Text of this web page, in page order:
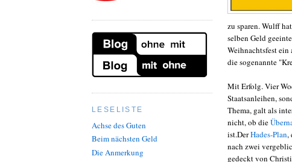
LESELISTE
Achse des Guten
Beim nächsten Geld
Die Anmerkung
zu sparen. Wulff
selben Geld
Weihnachtsfest ein
die sogenannte
Mit Erfolg. Vier
Staatsanleihen,
Thema, galt als
nicht, ob die
ist.DerHades-Plan,
nach zwei
gedeckt von